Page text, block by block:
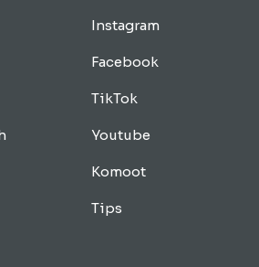
Instagram
Facebook
TikTok
Youtube
Komoot
Tips